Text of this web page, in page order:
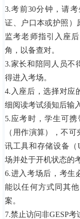
3.考前30分钟，请
证、户口本或护照）
监考老师指引入座
角，以备查对。
3.家长和陪同人员不
得进入考场。
4.入座后，选择对应
细阅读考试须知后输
5.应考时，学生可
（用作演算），不
讯工具和存储设备（
场并处于开机状态的
6.进入考场后，考生
能以任何方式同其
案。
7.禁止访问非GESP考